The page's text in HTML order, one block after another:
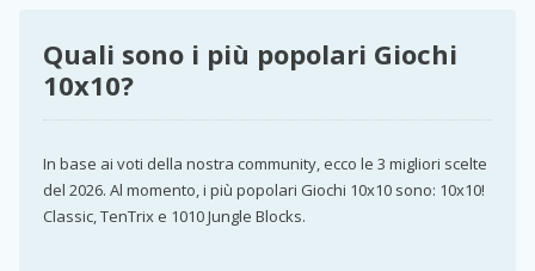
Quali sono i più popolari Giochi
10x10?
In base ai voti della nostra community, ecco le 3 migliori scelte
del 2026. Al momento, i più popolari Giochi 10x10 sono: 10x10!
Classic, TenTrix e 1010 Jungle Blocks.